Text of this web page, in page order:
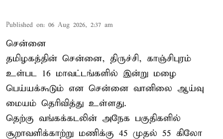
Published on: 06 Aug 2026, 2:37 am
சென்னை
தமிழகத்தின் சென்னை, திருச்சி, காஞ்சிபுரம்
உள்பட 16 மாவட்டங்களில் இன்று மழை
பெய்யக்கூடும் என சென்னை வானிலை ஆய்வு
மையம் தெரிவித்து உள்ளது.
தெற்கு வங்கக்கடலின் அநேக பகுதிகளில்
சூறாவளிக்காற்று மணிக்கு 45 முதல் 55 கிலோ